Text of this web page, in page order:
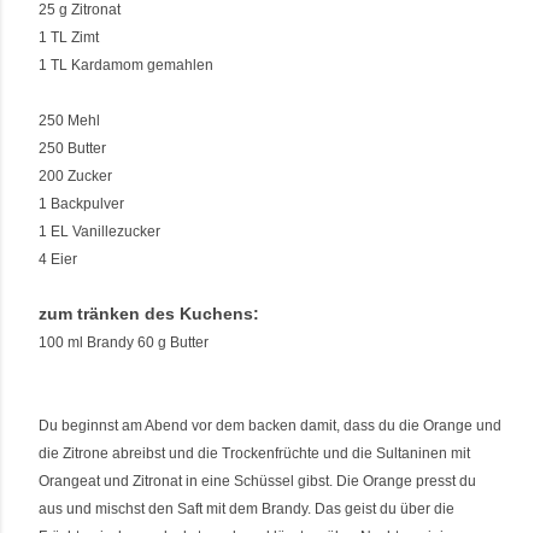
25 g Zitronat
1 TL Zimt
1 TL Kardamom gemahlen
250 Mehl
250 Butter
200 Zucker
1 Backpulver
1 EL Vanillezucker
4 Eier
zum tränken des Kuchens:
100 ml Brandy 60 g Butter
Du beginnst am Abend vor dem backen damit, dass du die Orange und
die Zitrone abreibst und die Trockenfrüchte und die Sultaninen mit
Orangeat und Zitronat in eine Schüssel gibst. Die Orange presst du
aus und mischst den Saft mit dem Brandy. Das geist du über die